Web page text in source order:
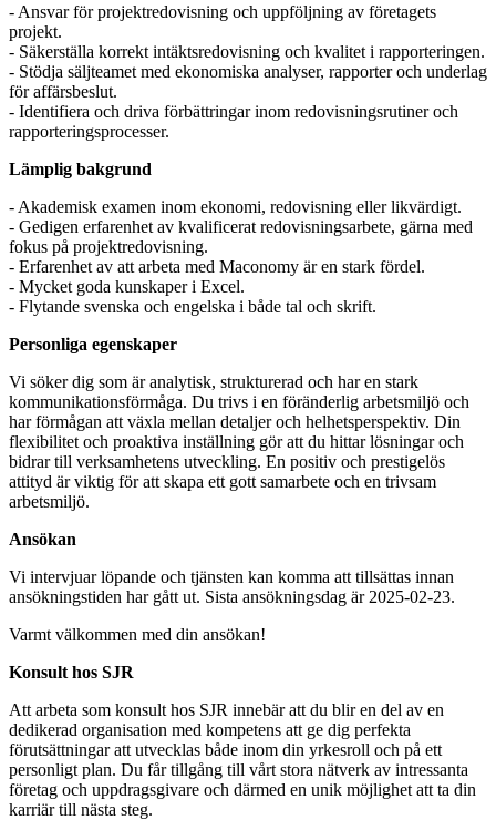
- Ansvar för projektredovisning och uppföljning av företagets
projekt.
- Säkerställa korrekt intäktsredovisning och kvalitet i rapporteringen.
- Stödja säljteamet med ekonomiska analyser, rapporter och underlag
för affärsbeslut.
- Identifiera och driva förbättringar inom redovisningsrutiner och
rapporteringsprocesser.
Lämplig bakgrund
- Akademisk examen inom ekonomi, redovisning eller likvärdigt.
- Gedigen erfarenhet av kvalificerat redovisningsarbete, gärna med
fokus på projektredovisning.
- Erfarenhet av att arbeta med Maconomy är en stark fördel.
- Mycket goda kunskaper i Excel.
- Flytande svenska och engelska i både tal och skrift.
Personliga egenskaper
Vi söker dig som är analytisk, strukturerad och har en stark
kommunikationsförmåga. Du trivs i en föränderlig arbetsmiljö och
har förmågan att växla mellan detaljer och helhetsperspektiv. Din
flexibilitet och proaktiva inställning gör att du hittar lösningar och
bidrar till verksamhetens utveckling. En positiv och prestigelös
attityd är viktig för att skapa ett gott samarbete och en trivsam
arbetsmiljö.
Ansökan
Vi intervjuar löpande och tjänsten kan komma att tillsättas innan
ansökningstiden har gått ut. Sista ansökningsdag är 2025-02-23.
Varmt välkommen med din ansökan!
Konsult hos SJR
Att arbeta som konsult hos SJR innebär att du blir en del av en
dedikerad organisation med kompetens att ge dig perfekta
förutsättningar att utvecklas både inom din yrkesroll och på ett
personligt plan. Du får tillgång till vårt stora nätverk av intressanta
företag och uppdragsgivare och därmed en unik möjlighet att ta din
karriär till nästa steg.